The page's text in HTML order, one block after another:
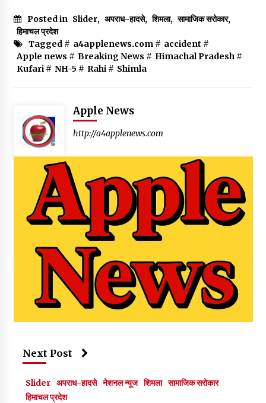
Posted in Slider, अपराध-हादसे, शिमला, सामाजिक सरोकार,
हिमाचल प्रदेश
Tagged # a4applenews.com# accident #
Apple news # Breaking News # Himachal Pradesh#
Kufari# NH-5# Rahi# Shimla
Apple News
http://a4applenews.com
Next Post
Slider अपराध-हादसे नेशनल न्यूज शिमला सामाजिक सरोकार
हिमाचल प्रदेश